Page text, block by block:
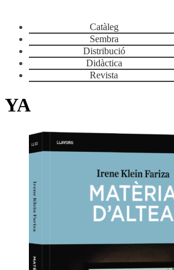
Catàleg
Sembra
Distribució
Didàctica
Revista
YA